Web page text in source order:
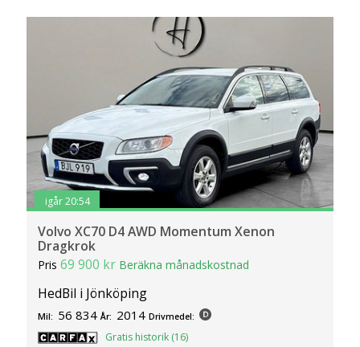
igår 20:54
Volvo XC70 D4 AWD Momentum Xenon
Dragkrok
Pris69 900 kr Beräkna månadskostnad
HedBil i Jönköping
Mil: 56 834 År: 2014 Drivmedel:
Gratis historik (16)